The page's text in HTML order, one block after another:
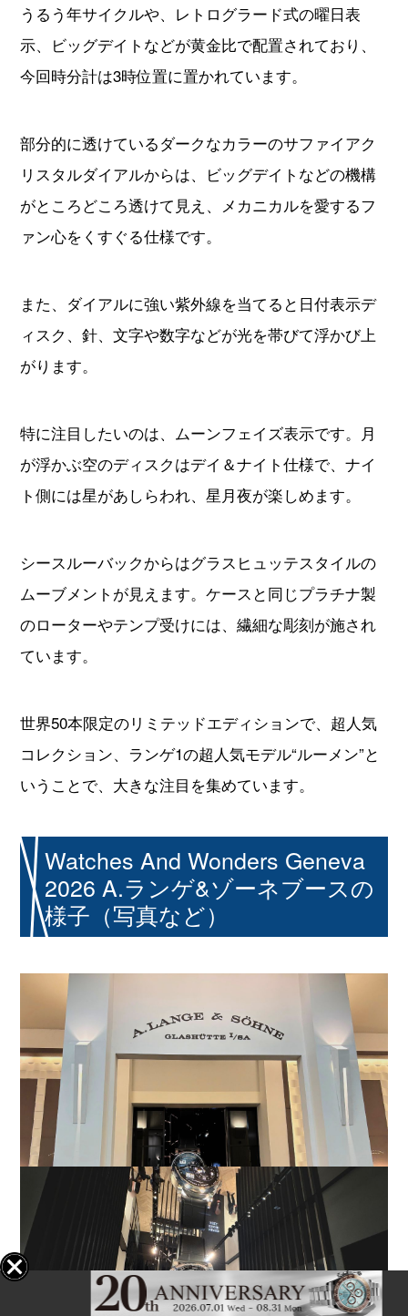
うるう年サイクルや、レトログラード式の曜日表
示、ビッグデイトなどが黄金比で配置されており、
今回時分計は3時位置に置かれています。
部分的に透けているダークなカラーのサファイアク
リスタルダイアルからは、ビッグデイトなどの機構
がところどころ透けて見え、メカニカルを愛するフ
ァン心をくすぐる仕様です。
また、ダイアルに強い紫外線を当てると日付表示デ
ィスク、針、文字や数字などが光を帯びて浮かび上
がります。
特に注目したいのは、ムーンフェイズ表示です。月
が浮かぶ空のディスクはデイ＆ナイト仕様で、ナイ
ト側には星があしらわれ、星月夜が楽しめます。
シースルーバックからはグラスヒュッテスタイルの
ムーブメントが見えます。ケースと同じプラチナ製
のローターやテンプ受けには、繊細な彫刻が施され
ています。
世界50本限定のリミテッドエディションで、超人気
コレクション、ランゲ1の超人気モデル“ルーメン”と
いうことで、大きな注目を集めています。
Watches And Wonders Geneva
2026 A.ランゲ&ゾーネブースの
様子（写真など）